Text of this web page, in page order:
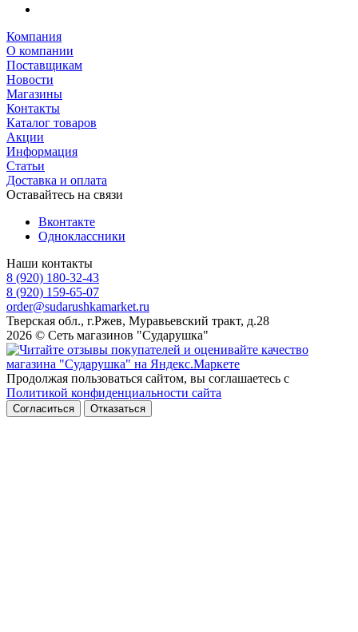
Компания
О компании
Поставщикам
Новости
Магазины
Контакты
Каталог товаров
Акции
Информация
Статьи
Доставка и оплата
Оставайтесь на связи
Вконтакте
Одноклассники
Наши контакты
8 (920) 180-32-43
8 (920) 159-65-07
order@sudarushkamarket.ru
Тверская обл., г.Ржев, Муравьевский тракт, д.28
2026 © Сеть магазинов "Сударушка"
Продолжая пользоваться сайтом, вы соглашаетесь с
Политикой конфиденциальности сайта
Согласиться Отказаться